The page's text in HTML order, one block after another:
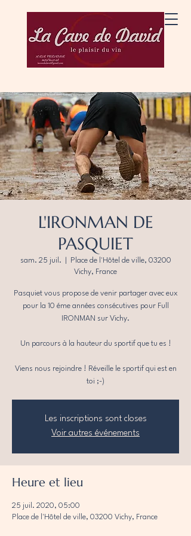
L'IRONMAN DE
PASQUIET
sam. 25 juil.
Place de l'Hôtel de ville, 03200
Vichy, France
Pasquiet vous propose de venir partager avec eux
pour la 10 éme années consécutives pour Full
IRONMAN sur Vichy.
Un parcours à la hauteur du sportif que tu es !
Viens nous rejoindre ! Réveille le sportif qui est en
toi ;-)
Les inscriptions sont closes
Voir autres événements
Heure et lieu
25 juil. 2020, 05:00
Place de l'Hôtel de ville, 03200 Vichy, France